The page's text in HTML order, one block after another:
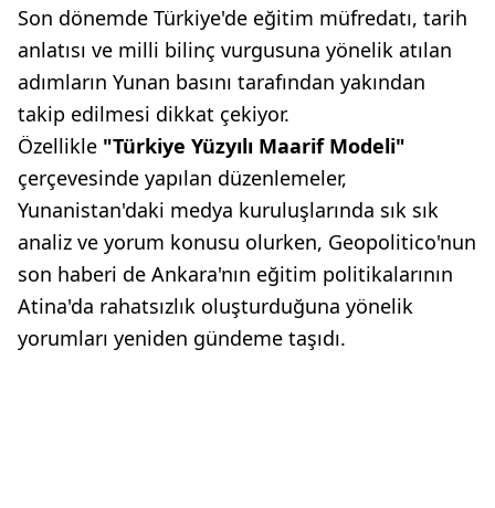
Son dönemde Türkiye'de eğitim müfredatı, tarih
anlatısı ve milli bilinç vurgusuna yönelik atılan
adımların Yunan basını tarafından yakından
takip edilmesi dikkat çekiyor.
Özellikle "Türkiye Yüzyılı Maarif Modeli"
çerçevesinde yapılan düzenlemeler,
Yunanistan'daki medya kuruluşlarında sık sık
analiz ve yorum konusu olurken, Geopolitico'nun
son haberi de Ankara'nın eğitim politikalarının
Atina'da rahatsızlık oluşturduğuna yönelik
yorumları yeniden gündeme taşıdı.